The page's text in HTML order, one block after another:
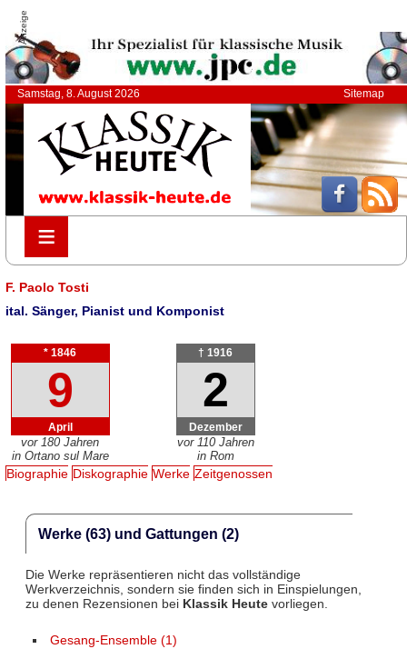
Anzeige
Samstag, 8. August 2026 Sitemap
≡
≡
F. Paolo Tosti
ital. Sänger, Pianist und Komponist
* 1846
9
April
vor 180 Jahren
in Ortano sul Mare
† 1916
2
Dezember
vor 110 Jahren
in Rom
Biographie Diskographie Werke Zeitgenossen
Werke (63) und Gattungen (2)
Die Werke repräsentieren nicht das vollständige
Werkverzeichnis, sondern sie finden sich in Einspielungen,
zu denen Rezensionen bei Klassik Heutevorliegen.
Gesang-Ensemble (1)